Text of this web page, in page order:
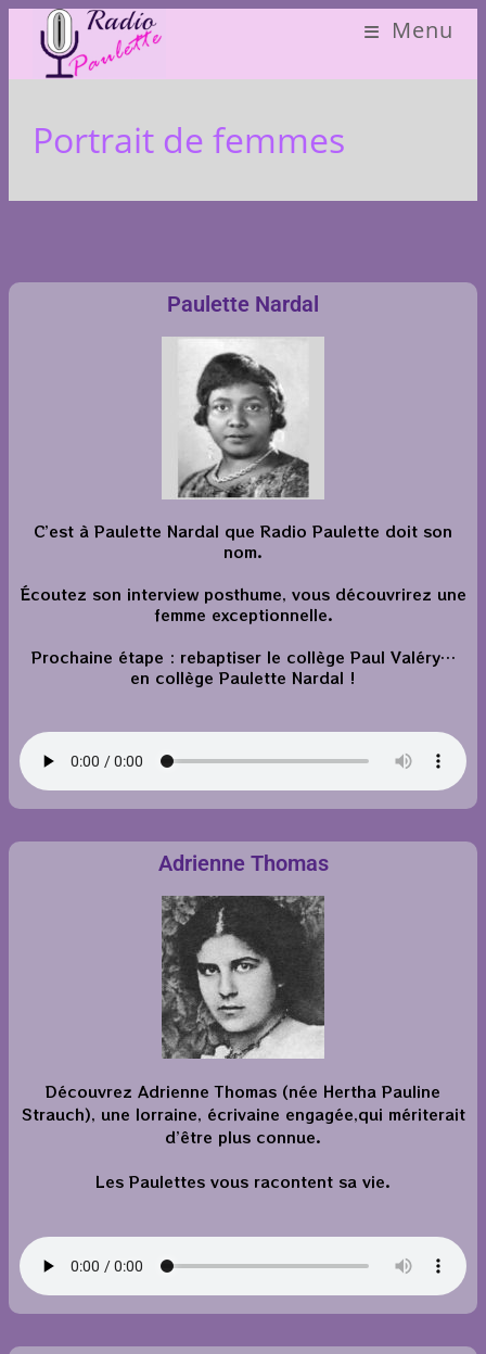
Menu
Portrait de femmes
Paulette Nardal
C’est à Paulette Nardal que Radio Paulette doit son
nom.
Écoutez son interview posthume, vous découvrirez une
femme exceptionnelle.
Prochaine étape : rebaptiser le collège Paul Valéry…
en collège Paulette Nardal !
Adrienne Thomas
Découvrez Adrienne Thomas (née Hertha Pauline
Strauch), une lorraine, écrivaine engagée,qui mériterait
d’être plus connue.
Les Paulettes vous racontent sa vie.